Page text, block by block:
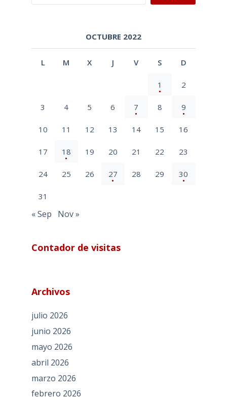
OCTUBRE 2022
L M X J V S D
1 2
3 4 5 6 7 8 9
10 11 12 13 14 15 16
17 18 19 20 21 22 23
24 25 26 27 28 29 30
31
« Sep Nov »
Contador de visitas
Archivos
julio 2026
junio 2026
mayo 2026
abril 2026
marzo 2026
febrero 2026